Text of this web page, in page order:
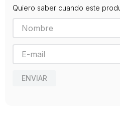
Quiero saber cuando este
ENVIAR